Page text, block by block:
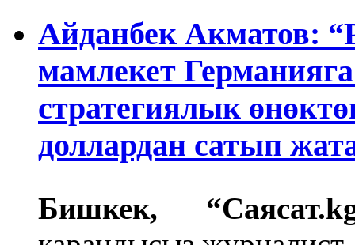
Айданбек Акматов:
мамлекет
стратегиялык
доллардан сатып
Бишкек,